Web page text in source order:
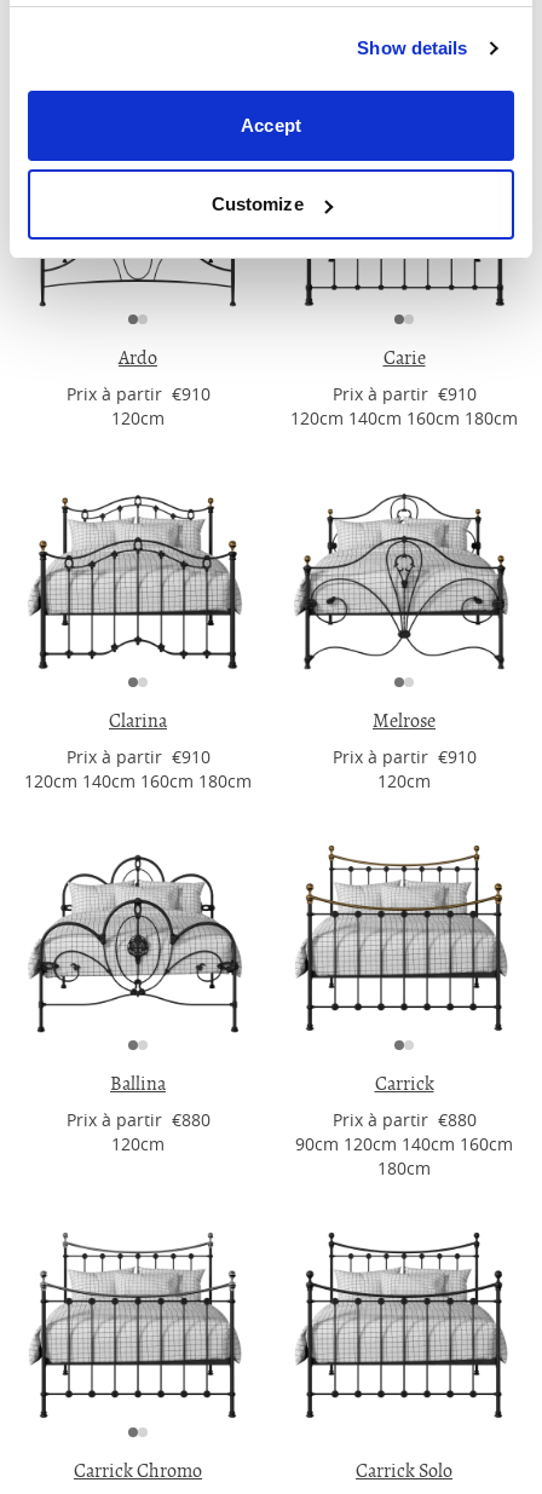
Show details
Accept
Customize
Prix ​​à partir €990
Prix ​​à partir €990
180cm
Ardo
Prix ​​à partir €910
120cm
Carie
Prix ​​à partir €910
120cm 140cm 160cm 180cm
Clarina
Prix ​​à partir €910
120cm 140cm 160cm 180cm
Melrose
Prix ​​à partir €910
120cm
Ballina
Prix ​​à partir €880
120cm
Carrick
Prix ​​à partir €880
90cm 120cm 140cm 160cm
180cm
Carrick Chromo Carrick Solo